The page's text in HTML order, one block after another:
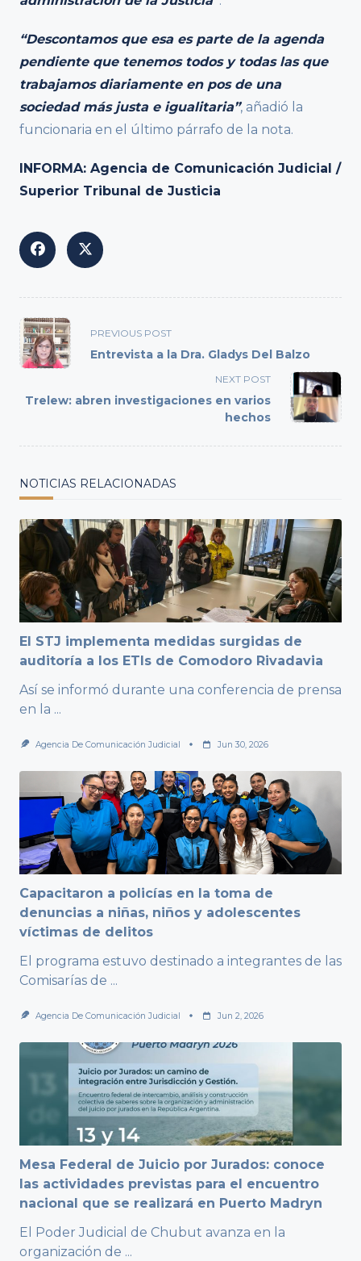
“Descontamos que esa es parte de la agenda
pendiente que tenemos todos y todas las que
trabajamos diariamente en pos de una
sociedad más justa e igualitaria”, añadió la
funcionaria en el último párrafo de la nota.
INFORMA: Agencia de Comunicación Judicial /
Superior Tribunal de Justicia
<span
class="nav-
subtitle
reader-
PREVIOUS POST
Entrevista a la Dra. Gladys Del Balzo
NEXT POST
Trelew: abren investigaciones en varios
hechos
NOTICIAS RELACIONADAS
El STJ implementa medidas surgidas de
auditoría a los ETIs de Comodoro Rivadavia
Así se informó durante una conferencia de prensa
en la ...
Agencia De Comunicación Judicial Jun 30, 2026
Capacitaron a policías en la toma de
denuncias a niñas, niños y adolescentes
víctimas de delitos
El programa estuvo destinado a integrantes de las
Comisarías de ...
Agencia De Comunicación Judicial Jun 2, 2026
Mesa Federal de Juicio por Jurados: conoce
las actividades previstas para el encuentro
nacional que se realizará en Puerto Madryn
El Poder Judicial de Chubut avanza en la
organización de ...